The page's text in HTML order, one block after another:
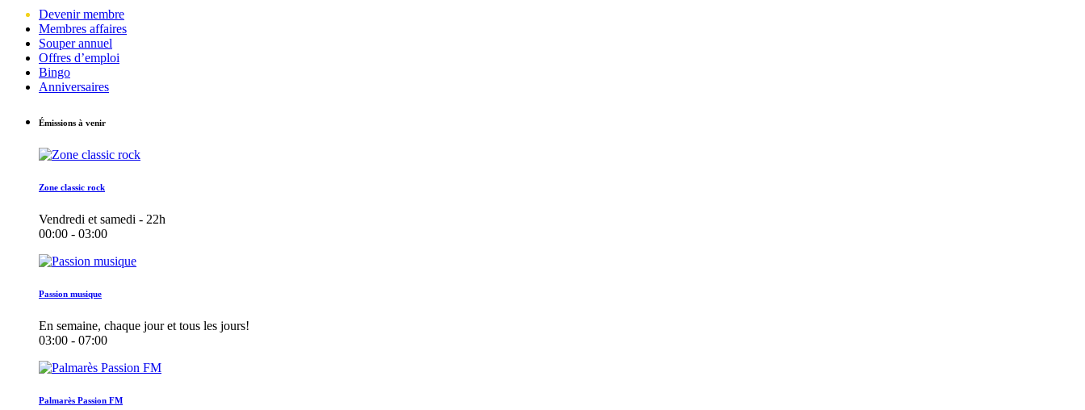
Devenir membre
Membres affaires
Souper annuel
Offres d’emploi
Bingo
Anniversaires
Émissions à venir
Zone classic rock
Vendredi et samedi - 22h
00:00 - 03:00
Passion musique
En semaine, chaque jour et tous les jours!
03:00 - 07:00
Palmarès Passion FM